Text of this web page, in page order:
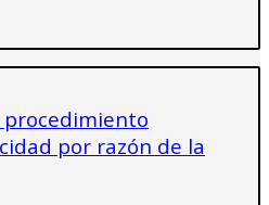
procedimiento
por razón de la